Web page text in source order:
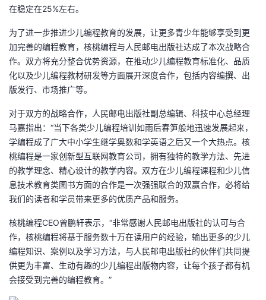
课
程
的
认
我
的
验
我
收
藏
技
术
支
的
云
声
议
在稳定在25%左右。
为了进一步推进少儿编程教育的发展，让更多青少年能够享受到更
加完善的编程教育，核桃编程与人民邮电出版社达成了本次战略合
作。双方将充分整合优势资源，在推动少儿编程教育标准化、品质
化以及少儿编程教材研发等方面展开深度合作，包括内容编撰、出
版发行、市场推广等。
对于双方的战略合作，人民邮电出版社副总编辑、科技中心总经理
马嘉指出：“当下各类少儿编程培训如雨后春笋般地迅速发展起来，
学编程成了广大中小学生继学奥数和学英语之后又一个大热点。核
桃编程是一家创新型互联网教育公司，拥有独特的教学方法、先进
的教学理念、精心设计的教学内容。双方在少儿编程课程和少儿信
息技术教育类图书方面的合作是一次强强联合的双赢合作，必将给
我们的读者和学员带来更多的优质产品和服务。
核桃编程CEO曾鹏轩表示，“非常感谢人民邮电出版社的认可与合
作，核桃编程将基于服务数十万在读用户的经验，输出更多的少儿
编程知识、案例以及学习方法，与人民邮电出版社的伙伴们共同提
供更为丰富、生动有趣的少儿编程出版物内容，让每个孩子都有机
会接受到完善的编程教育。”